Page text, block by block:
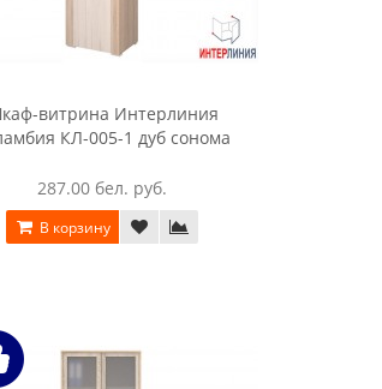
витрина Интерлиния
КЛ-005-1 дуб сонома
287.00 бел. руб.
В корзину